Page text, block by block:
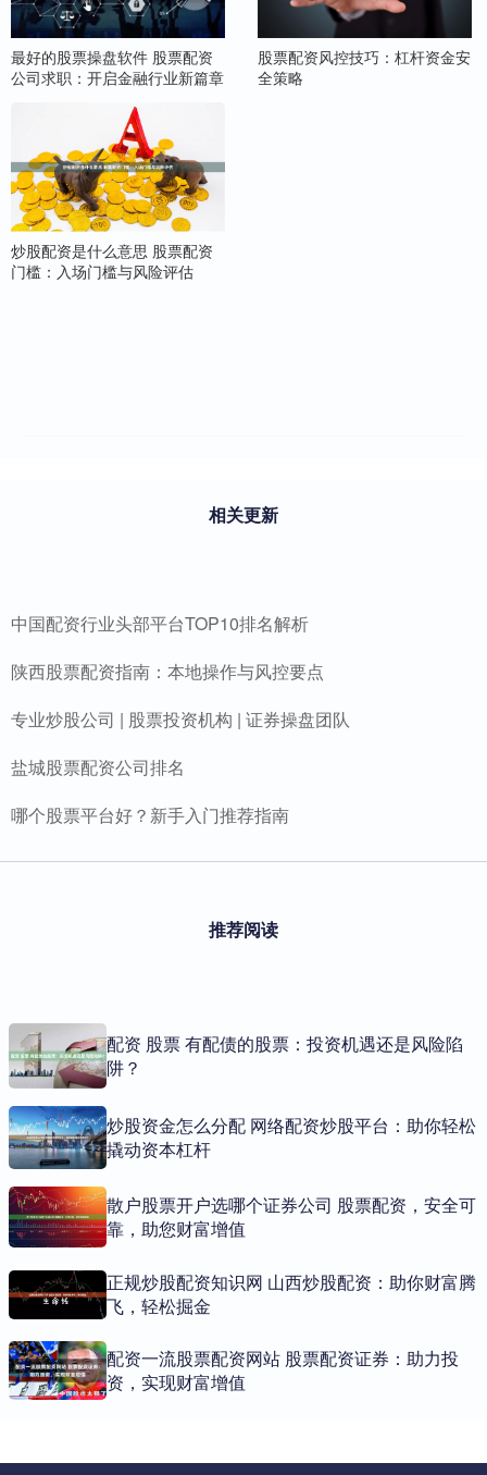
最好的股票操盘软件 股票配资
公司求职：开启金融行业新篇章
股票配资风控技巧：杠杆资金安
全策略
炒股配资是什么意思 股票配资
门槛：入场门槛与风险评估
相关更新
中国配资行业头部平台TOP10排名解析
陕西股票配资指南：本地操作与风控要点
专业炒股公司 | 股票投资机构 | 证券操盘团队
盐城股票配资公司排名
哪个股票平台好？新手入门推荐指南
推荐阅读
配资 股票 有配债的股票：投资机遇还是风险陷
阱？
炒股资金怎么分配 网络配资炒股平台：助你轻松
撬动资本杠杆
散户股票开户选哪个证券公司 股票配资，安全可
靠，助您财富增值
正规炒股配资知识网 山西炒股配资：助你财富腾
飞，轻松掘金
配资一流股票配资网站 股票配资证券：助力投
资，实现财富增值